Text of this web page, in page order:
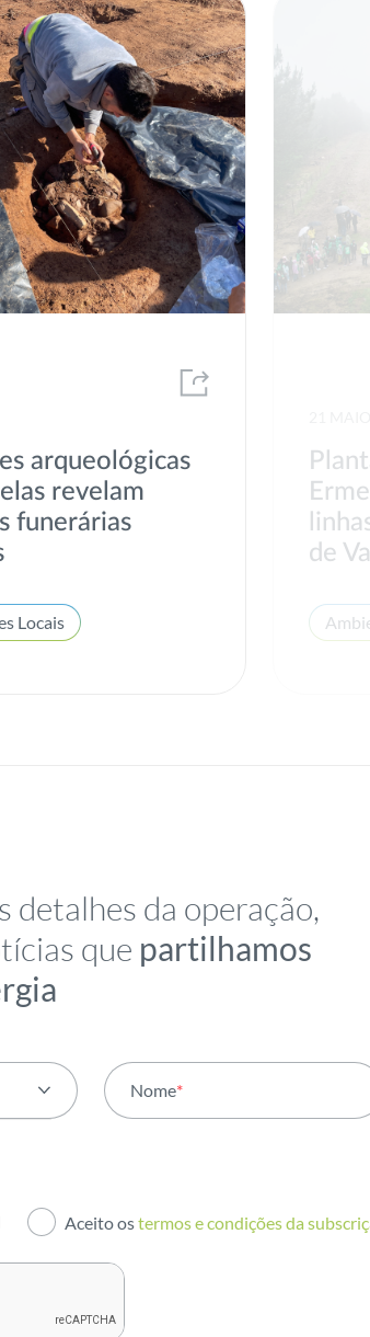
arqueológicas
revelam
funerárias
Locais
de
detalhes da operação,
que partilhamos
Nome*
Aceito ostermos e condições da